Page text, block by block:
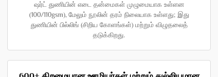
ஷர்ட் துணியின் எடை தன்மைகள் முழுமையாக உள்ளன
(100/110gsm), மேலும் நூலின் தரம் நிலையாக உள்ளது; இது
துணியின் பில்லிங் (சிறிய கோளங்கள்) மற்றும் விழுதலைத்
தடுக்கிறது.